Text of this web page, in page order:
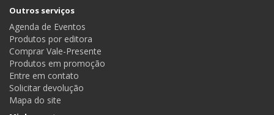
Outros serviços
Agenda de Eventos
Produtos por editora
Comprar Vale-Presente
Produtos em promoção
Entre em contato
Solicitar devolução
Mapa do site